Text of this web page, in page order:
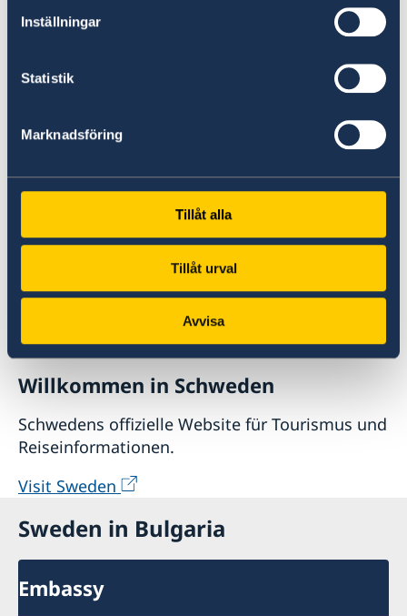
Inställningar
Statistik
Marknadsföring
Tillåt alla
Tillåt urval
Avvisa
Entdecken Sie Schwedens
Hochschulen
Auf Studyinsweden.se finden
nötigen Informationen zur akademischen
Ausbildung in Schweden.
Study in Sweden
Willkommen in Schweden
Schwedens offizielle Website für Tourismus und
Reiseinformationen.
Visit Sweden
Sweden in Bulgaria
Embassy